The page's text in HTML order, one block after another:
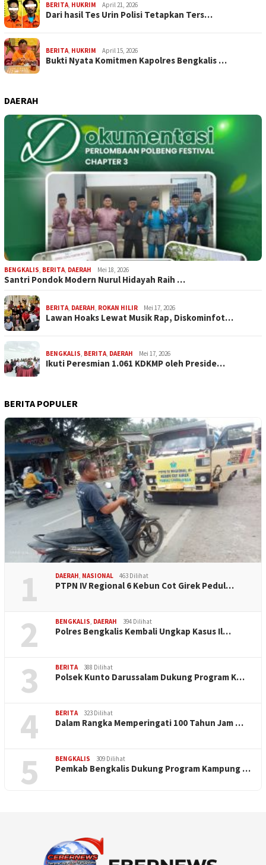
BERITA, HUKRIM April 21, 2026
Dari hasil Tes Urin Polisi Tetapkan Ters…
BERITA, HUKRIM April 15, 2026
Bukti Nyata Komitmen Kapolres Bengkalis …
DAERAH
BENGKALIS, BERITA, DAERAH Mei 18, 2026
Santri Pondok Modern Nurul Hidayah Raih …
BERITA, DAERAH, ROKAN HILIR Mei 17, 2026
Lawan Hoaks Lewat Musik Rap, Diskominfot…
BENGKALIS, BERITA, DAERAH Mei 17, 2026
Ikuti Peresmian 1.061 KDKMP oleh Preside…
BERITA POPULER
1 DAERAH, NASIONAL 463 Dilihat
PTPN IV Regional 6 Kebun Cot Girek Pedul…
2 BENGKALIS, DAERAH 394 Dilihat
Polres Bengkalis Kembali Ungkap Kasus Il…
3 BERITA 388 Dilihat
Polsek Kunto Darussalam Dukung Program K…
4 BERITA 323 Dilihat
Dalam Rangka Memperingati 100 Tahun Jam …
5 BENGKALIS 309 Dilihat
Pemkab Bengkalis Dukung Program Kampung …